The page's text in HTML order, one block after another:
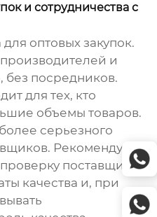
и сотрудничества с
оптовых закупок.
и
посредников.
для тех, кто
объемы товаров.
серьезного
Рекомендую
поставщиков,
качества и, при